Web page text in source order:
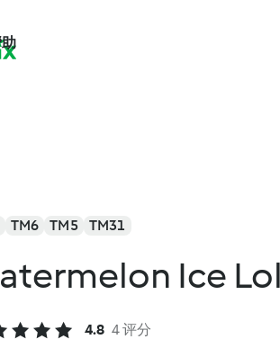
TM6 TM5 TM31
Ice
4.8 4 评分